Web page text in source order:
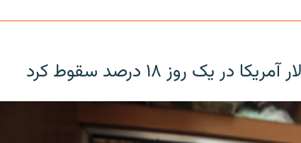
یک روز ۱۸ درصد سقوط کرد